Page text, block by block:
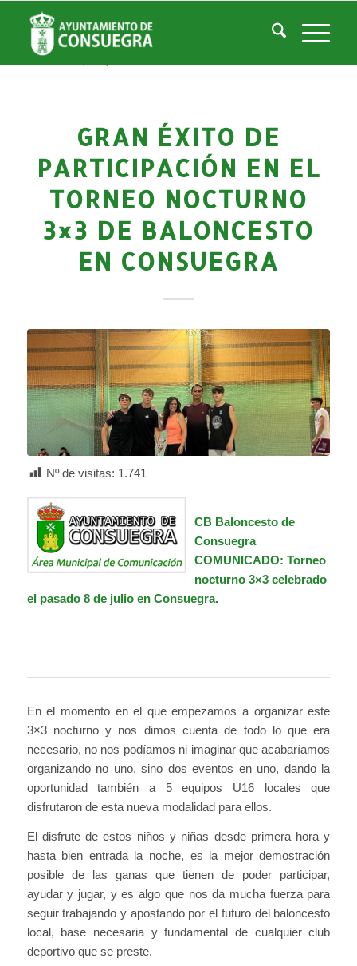
Noticias
Usted está aquí: Inicio / Noticias Deportes
Actividades deportivas /
GRAN ÉXITO DE
PARTICIPACIÓN EN EL
TORNEO NOCTURNO
3×3 DE BALONCESTO
EN CONSUEGRA
Nº de visitas: 1.741
CB Baloncesto de
Consuegra
COMUNICADO: Torneo
nocturno 3×3 celebrado
el pasado 8 de julio en Consuegra.
En el momento en el que empezamos a organizar este
3×3 nocturno y nos dimos cuenta de todo lo que era
necesario, no nos podíamos ni imaginar que acabaríamos
organizando no uno, sino dos eventos en uno, dando la
oportunidad también a 5 equipos U16 locales que
disfrutaron de esta nueva modalidad para ellos.
El disfrute de estos niños y niñas desde primera hora y
hasta bien entrada la noche, es la mejor demostración
posible de las ganas que tienen de poder participar,
ayudar y jugar, y es algo que nos da mucha fuerza para
seguir trabajando y apostando por el futuro del baloncesto
local, base necesaria y fundamental de cualquier club
deportivo que se preste.